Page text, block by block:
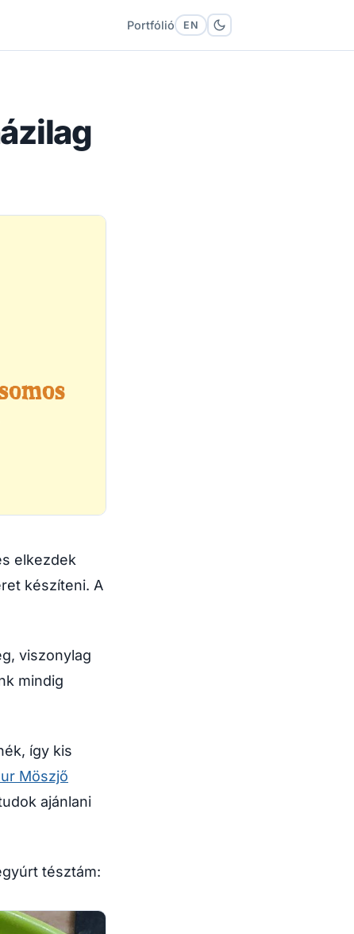
Portfólió EN
elkezdek
készíteni. A
viszonylag
mindig
így kis
Möszjő
ajánlani
tésztám: